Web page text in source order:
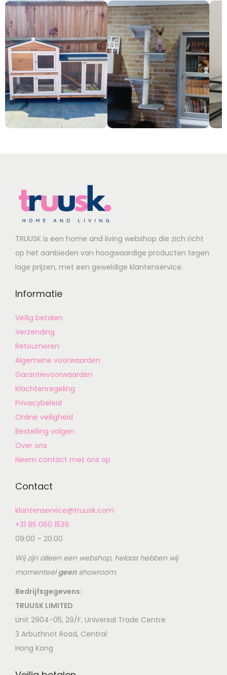
TRUUSK is een home and living webshop die zich richt
op het aanbieden van hoogwaardige producten tegen
lage prijzen, met een geweldige klantenservice.
Informatie
Veilig betalen
Verzending
Retourneren
Algemene voorwaarden
Garantievoorwaarden
Klachtenregeling
Privacybeleid
Online veiligheid
Bestelling volgen
Over ons
Neem contact met ons op
Contact
klantenservice@truusk.com
+31 85 060 1539
09:00 – 20:00
Wij zijn alleen een webshop, helaas hebben wij
momenteelgeenshowroom.
Bedrijfsgegevens:
TRUUSK LIMITED
Unit 2904-05, 29/F, Universal Trade Centre
3 Arbuthnot Road, Central
Hong Kong